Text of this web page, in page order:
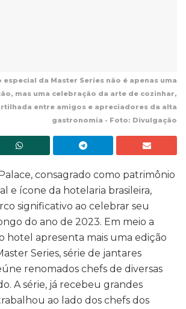
especial da Master Series não é apenas uma
mas uma celebração da arte de cozinhar,
entre amigos e apreciadores da alta
gastronomia - Foto: Divulgação
consagrado como patrimônio
e ícone da hotelaria brasileira,
significativo ao celebrar seu
do ano de 2023. Em meio a
hotel apresenta mais uma edição
Series, série de jantares
renomados chefs de diversas
A série, já recebeu grandes
ao lado dos chefs dos